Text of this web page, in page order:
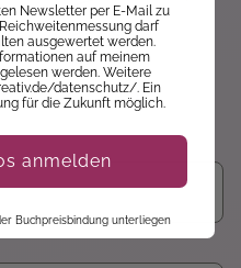
Newsletter per E-Mail zu
darf
ausgewertet werden.
auf meinem
werden. Weitere
datenschutz/. Ein
für die Zukunft möglich.
anmelden
Buchpreisbindung unterliegen